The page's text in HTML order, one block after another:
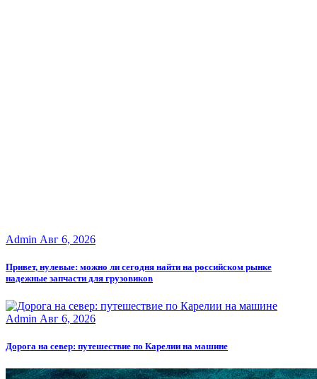
Admin Авг 6, 2026
Привет, нулевые: можно ли сегодня найти на российском рынке
надежные запчасти для грузовиков
Admin Авг 6, 2026
Дорога на север: путешествие по Карелии на машине